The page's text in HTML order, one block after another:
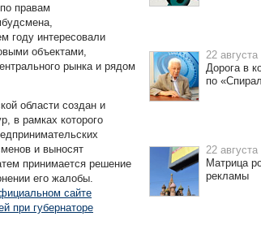
правам
году интересовали
объектами,
рынка и рядом
области создан и
в рамках которого
и выносят
принимается решение
его жалобы.
сайте
при губернаторе
22 августа
Дорога в
по
22 августа
Матрица
рекламы